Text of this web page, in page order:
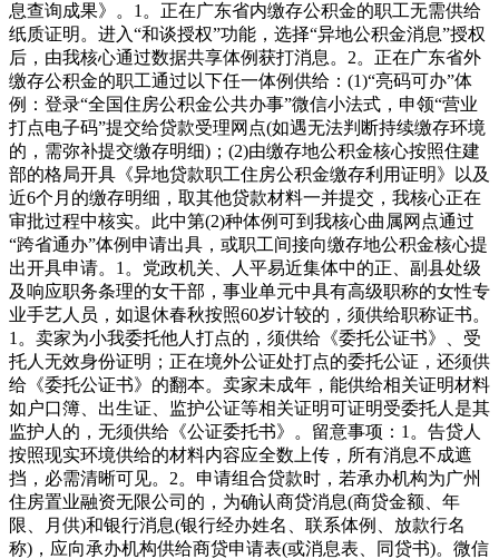
息查询成果》。1。正在广东省内缴存公积金的职工无需供给
纸质证明。进入“和谈授权”功能，选择“异地公积金消息”授权
后，由我核心通过数据共享体例获打消息。2。正在广东省外
缴存公积金的职工通过以下任一体例供给：(1)“亮码可办”体
例：登录“全国住房公积金公共办事”微信小法式，申领“营业
打点电子码”提交给贷款受理网点(如遇无法判断持续缴存环境
的，需弥补提交缴存明细)；(2)由缴存地公积金核心按照住建
部的格局开具《异地贷款职工住房公积金缴存利用证明》以及
近6个月的缴存明细，取其他贷款材料一并提交，我核心正在
审批过程中核实。此中第(2)种体例可到我核心曲属网点通过
“跨省通办”体例申请出具，或职工间接向缴存地公积金核心提
出开具申请。1。党政机关、人平易近集体中的正、副县处级
及响应职务条理的女干部，事业单元中具有高级职称的女性专
业手艺人员，如退休春秋按照60岁计较的，须供给职称证书。
1。卖家为小我委托他人打点的，须供给《委托公证书》、受
托人无效身份证明；正在境外公证处打点的委托公证，还须供
给《委托公证书》的翻本。卖家未成年，能供给相关证明材料
如户口簿、出生证、监护公证等相关证明可证明受委托人是其
监护人的，无须供给《公证委托书》。留意事项：1。告贷人
按照现实环境供给的材料内容应全数上传，所有消息不成遮
挡，必需清晰可见。2。申请组合贷款时，若承办机构为广州
住房置业融资无限公司的，为确认商贷消息(商贷金额、年
限、月供)和银行消息(银行经办姓名、联系体例、放款行名
称)，应向承办机构供给商贷申请表(或消息表、同贷书)。微信